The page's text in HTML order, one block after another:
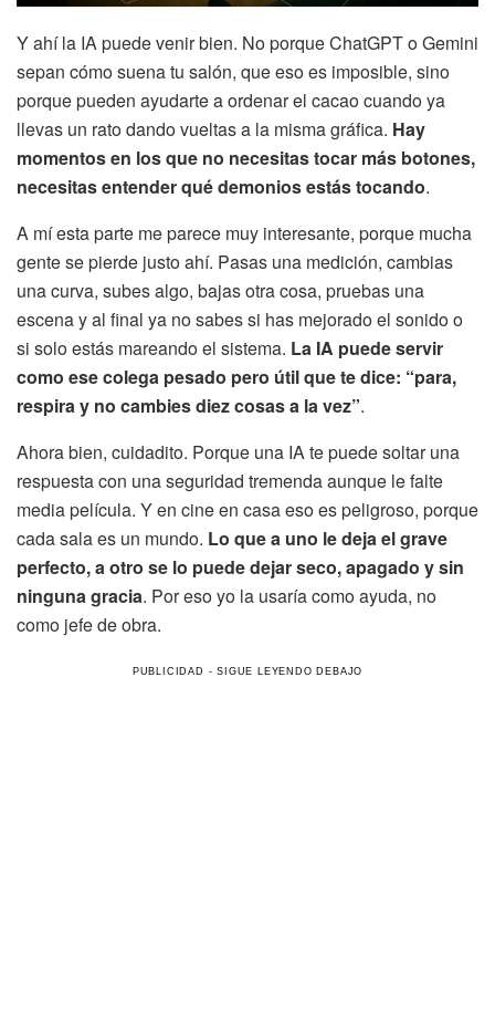
Y ahí la IA puede venir bien. No porque ChatGPT o Gemini
sepan cómo suena tu salón, que eso es imposible, sino
porque pueden ayudarte a ordenar el cacao cuando ya
llevas un rato dando vueltas a la misma gráfica. Hay
momentos en los que no necesitas tocar más botones,
necesitas entender qué demonios estás tocando.
A mí esta parte me parece muy interesante, porque mucha
gente se pierde justo ahí. Pasas una medición, cambias
una curva, subes algo, bajas otra cosa, pruebas una
escena y al final ya no sabes si has mejorado el sonido o
si solo estás mareando el sistema. La IA puede servir
como ese colega pesado pero útil que te dice: “para,
respira y no cambies diez cosas a la vez”.
Ahora bien, cuidadito. Porque una IA te puede soltar una
respuesta con una seguridad tremenda aunque le falte
media película. Y en cine en casa eso es peligroso, porque
cada sala es un mundo. Lo que a uno le deja el grave
perfecto, a otro se lo puede dejar seco, apagado y sin
ninguna gracia. Por eso yo la usaría como ayuda, no
como jefe de obra.